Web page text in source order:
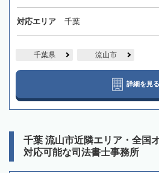
対応エリア 千葉
千葉県 流山市
詳細を見る
千葉 流山市近隣エリア・全国
対応可能な司法書士事務所